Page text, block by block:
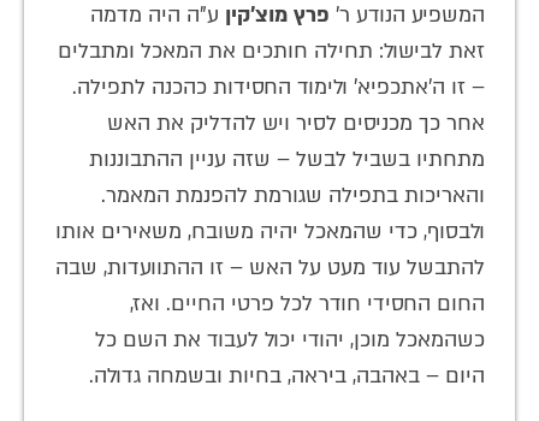
המשפיע הנודע ר’ פרץ מוצ’קין ע"ה היה מדמה
זאת לבישול: תחילה חותכים את המאכל ומתבלים
– זו ה'אתכפיא' ולימוד החסידות כהכנה לתפילה.
אחר כך מכניסים לסיר ויש להדליק את האש
מתחתיו בשביל לבשל – שזה עניין ההתבוננות
והאריכות בתפילה שגורמת להפנמת המאמר.
ולבסוף, כדי שהמאכל יהיה משובח, משאירים אותו
להתבשל עוד מעט על האש – זו ההתוועדות, שבה
החום החסידי חודר לכל פרטי החיים. ואז,
כשהמאכל מוכן, יהודי יכול לעבוד את השם כל
היום – באהבה, ביראה, בחיות ובשמחה גדולה.